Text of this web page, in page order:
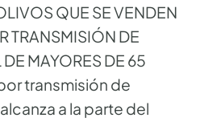
QUE SE VENDEN
TRANSMISIÓN DE
MAYORES DE 65
transmisión de
a la parte del